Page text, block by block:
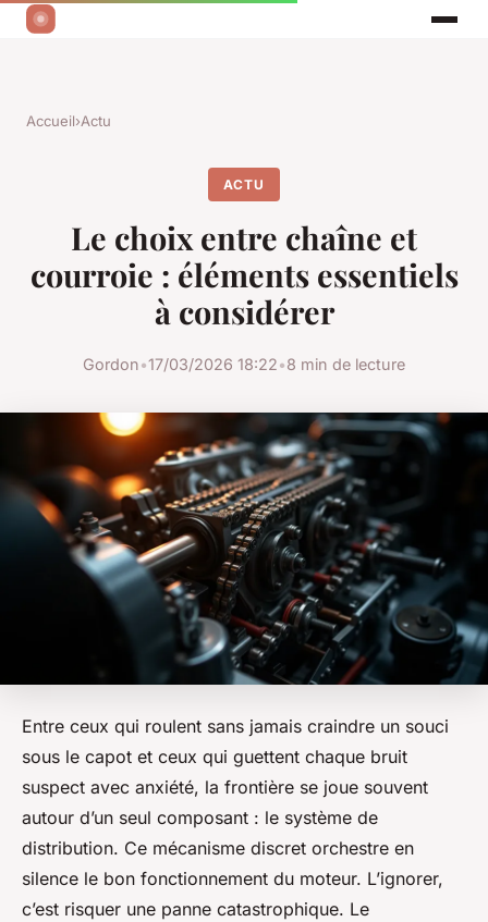
Accueil›Actu
ACTU
Le choix entre chaîne et
courroie : éléments essentiels
à considérer
Gordon•17/03/2026 18:22•8 min de lecture
Entre ceux qui roulent sans jamais craindre un souci
sous le capot et ceux qui guettent chaque bruit
suspect avec anxiété, la frontière se joue souvent
autour d’un seul composant : le système de
distribution. Ce mécanisme discret orchestre en
silence le bon fonctionnement du moteur. L’ignorer,
c’est risquer une panne catastrophique. Le